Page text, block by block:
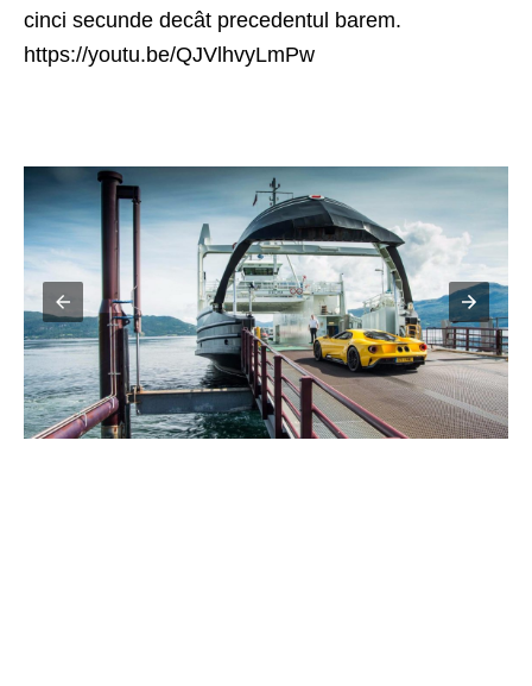
cinci secunde decât precedentul barem.
https://youtu.be/QJVlhvyLmPw